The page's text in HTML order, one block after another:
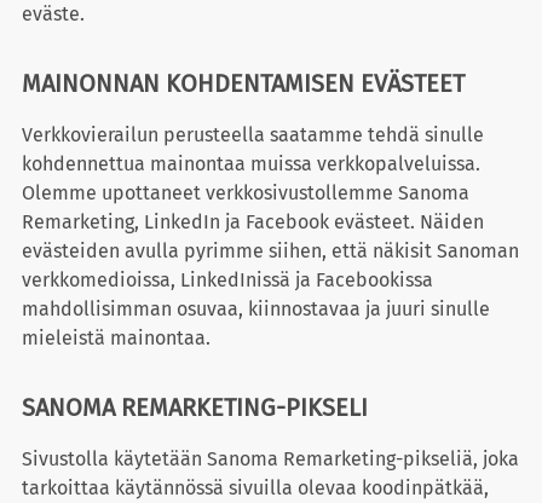
eväste.
MAINONNAN KOHDENTAMISEN EVÄSTEET
Verkkovierailun perusteella saatamme tehdä sinulle
kohdennettua mainontaa muissa verkkopalveluissa.
Olemme upottaneet verkkosivustollemme Sanoma
Remarketing, LinkedIn ja Facebook evästeet. Näiden
evästeiden avulla pyrimme siihen, että näkisit Sanoman
verkkomedioissa, LinkedInissä ja Facebookissa
mahdollisimman osuvaa, kiinnostavaa ja juuri sinulle
mieleistä mainontaa.
SANOMA REMARKETING-PIKSELI
Sivustolla käytetään Sanoma Remarketing-pikseliä, joka
tarkoittaa käytännössä sivuilla olevaa koodinpätkää,